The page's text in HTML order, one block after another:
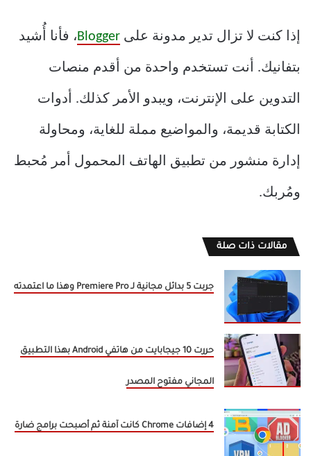
إذا كنت لا تزال تدير مدونة على Blogger، فأنا أُشيد
بتفانيك. أنت تستخدم واحدة من أقدم منصات
التدوين على الإنترنت، ويبدو الأمر كذلك. أدوات
الكتابة قديمة، والمواضيع مملة للغاية، ومحاولة
إدارة منشور من تطبيق الهاتف المحمول أمر مُحبط
ومُربك.
مقالات ذات صلة
جربت 5 بدائل مجانية لـ Premiere Pro وهذا ما اعتمدته
حررت 10 جيجابايت من هاتفي Android بهذا التطبيق
المجاني مفتوح المصدر
4 إضافات Chrome كانت آمنة ثم أصبحت برامج ضارة